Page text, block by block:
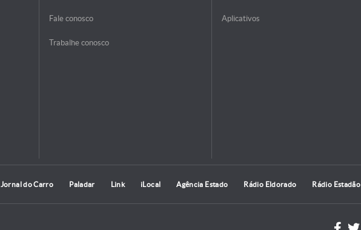
Fale conosco
Trabalhe conosco
Aplicativos
Jornal do Carro Paladar Link iLocal Agência Estado Rádio Eldorado Rádio Estadão